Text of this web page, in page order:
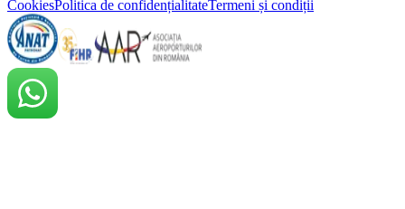
CookiesPolitica de confidențialitateTermeni și condiții